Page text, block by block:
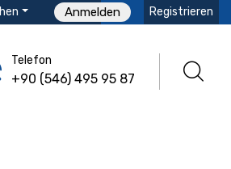
Anmelden Registrieren
Telefon
+90 (546) 495 95 87